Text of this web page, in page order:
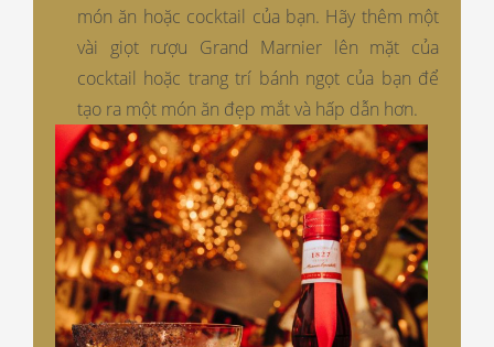
món ăn hoặc cocktail của bạn. Hãy thêm một
vài giọt rượu Grand Marnier lên mặt của
cocktail hoặc trang trí bánh ngọt của bạn để
tạo ra một món ăn đẹp mắt và hấp dẫn hơn.